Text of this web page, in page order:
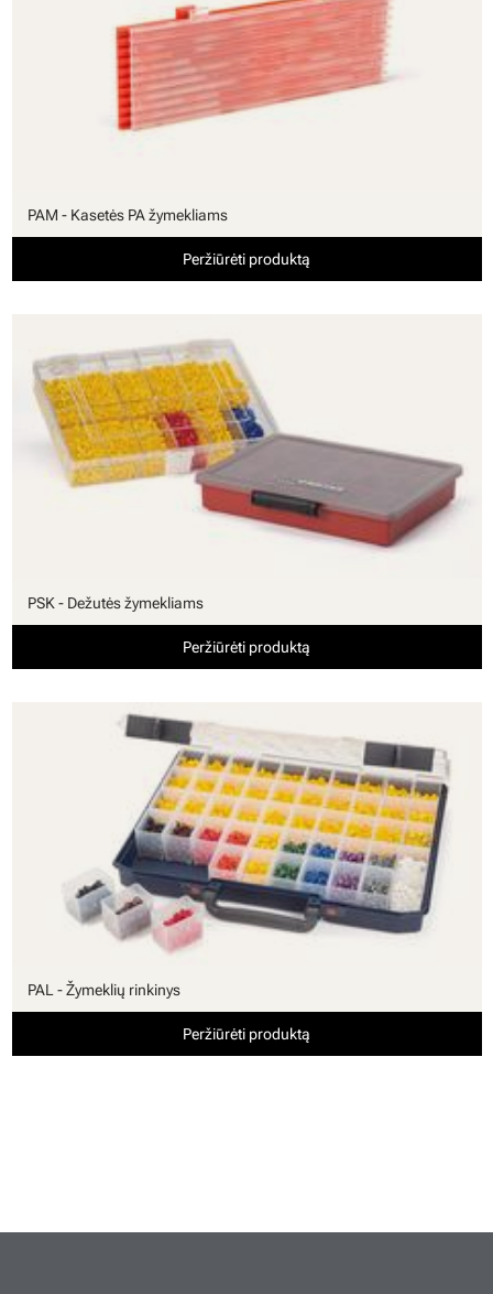
PAM - Kasetės PA žymekliams
Peržiūrėti produktą
PSK - Dežutės žymekliams
Peržiūrėti produktą
PAL - Žymeklių rinkinys
Peržiūrėti produktą